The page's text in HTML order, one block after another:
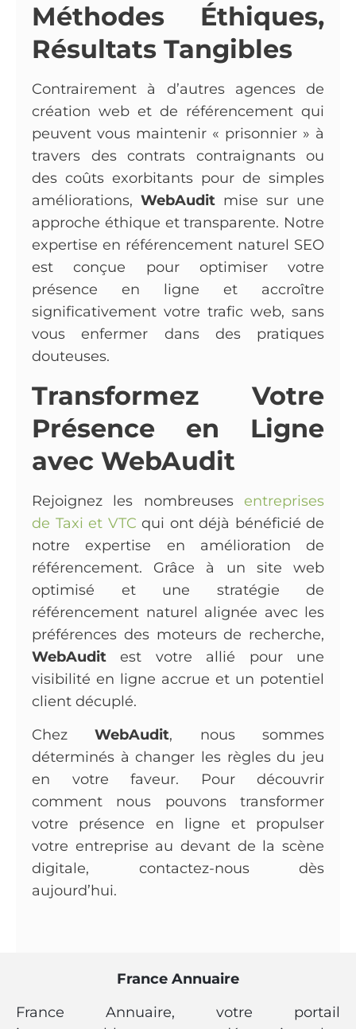
Méthodes Éthiques,
Résultats Tangibles
Contrairement à d’autres agences de
création web et de référencement qui
peuvent vous maintenir « prisonnier » à
travers des contrats contraignants ou
des coûts exorbitants pour de simples
améliorations, WebAudit mise sur une
approche éthique et transparente. Notre
expertise en référencement naturel SEO
est conçue pour optimiser votre
présence en ligne et accroître
significativement votre trafic web, sans
vous enfermer dans des pratiques
douteuses.
Transformez Votre
Présence en Ligne
avec WebAudit
Rejoignez les nombreuses entreprises
de Taxi et VTC qui ont déjà bénéficié de
notre expertise en amélioration de
référencement. Grâce à un site web
optimisé et une stratégie de
référencement naturel alignée avec les
préférences des moteurs de recherche,
WebAudit est votre allié pour une
visibilité en ligne accrue et un potentiel
client décuplé.
ChezWebAudit, nous sommes
déterminés à changer les règles du jeu
en votre faveur. Pour découvrir
comment nous pouvons transformer
votre présence en ligne et propulser
votre entreprise au devant de la scène
digitale, contactez-nous dès
aujourd’hui.
France Annuaire
France Annuaire, votre portail